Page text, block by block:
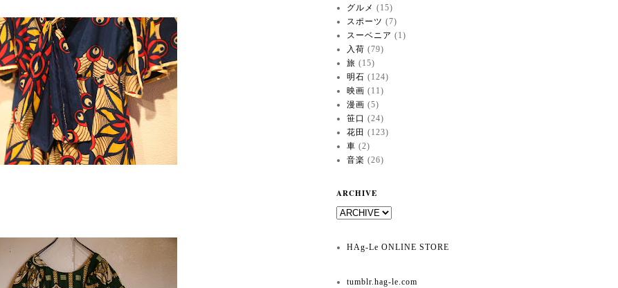
グルメ (15)
スポーツ (7)
スーベニア (1)
入荷 (79)
旅 (15)
明石 (124)
映画 (11)
漫画 (5)
笹口 (24)
花田 (123)
車 (2)
音楽 (26)
ARCHIVE
HAg-Le ONLINE STORE
tumblr.hag-le.com